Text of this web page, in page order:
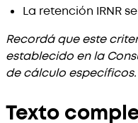
La retención IRNR
Recordá que este
establecido en la
de cálculo específicos.
Texto